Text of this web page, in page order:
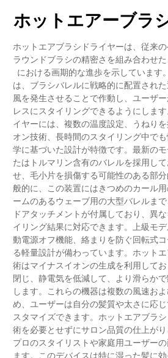
ホットエアーブラ
ホットエアブラシドライヤーは、従来
ラウンドブラシの精密さを組み合わせ
における画期的な進歩を示しています
は、ブラシバレルに戦略的に配置され
風を発生させることで作動し、ユーザ
レスにスタイリングできるようにしま
イヤーには、複数の温度設定、うねり
オン技術、長時間のスタイリング中で
学に基づいた設計が特徴です。最新の
たはトルマリン含有のバレルを採用し
せ、毛小片を損傷する可能性のある部
般的に、この装置にはきつめのカール
ームのあるウェーブ用の大型バレルま
ドアタッチメントが付属しており、異
イリング結果に対応できます。上級モ
動電源オフ機能、絡まりを防ぐ回転式
る軽量設計が備わっています。ホット
術はマイナスイオンの生成を利用して
閉じ、静電気を低減して、より滑らか
します。これらの機器は複数の風速お
め、ユーザーは自分の髪質や太さに応
スタマイズできます。ホットエアブラ
術を必要とせずにサロン品質の仕上がり
プロのスタイリストや家庭用ユーザー
ます。このデバイスは特に湿った髪に